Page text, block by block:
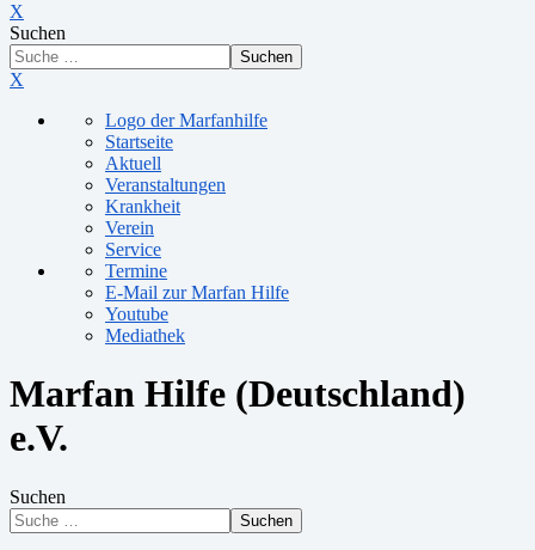
X
Suchen
Suchen
X
Logo der Marfanhilfe
Startseite
Aktuell
Veranstaltungen
Krankheit
Verein
Service
Termine
E-Mail zur Marfan Hilfe
Youtube
Mediathek
Marfan Hilfe (Deutschland)
e.V.
Suchen
Suchen